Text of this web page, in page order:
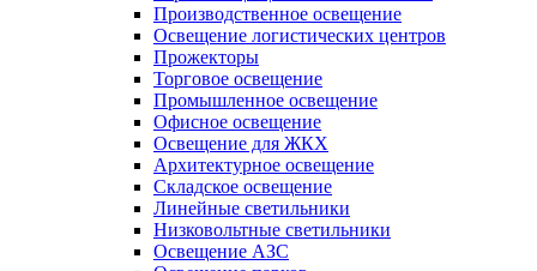
Производственное освещение
Освещение логистических центров
Прожекторы
Торговое освещение
Промышленное освещение
Офисное освещение
Освещение для ЖКХ
Архитектурное освещение
Складское освещение
Линейные светильники
Низковольтные светильники
Освещение АЗС